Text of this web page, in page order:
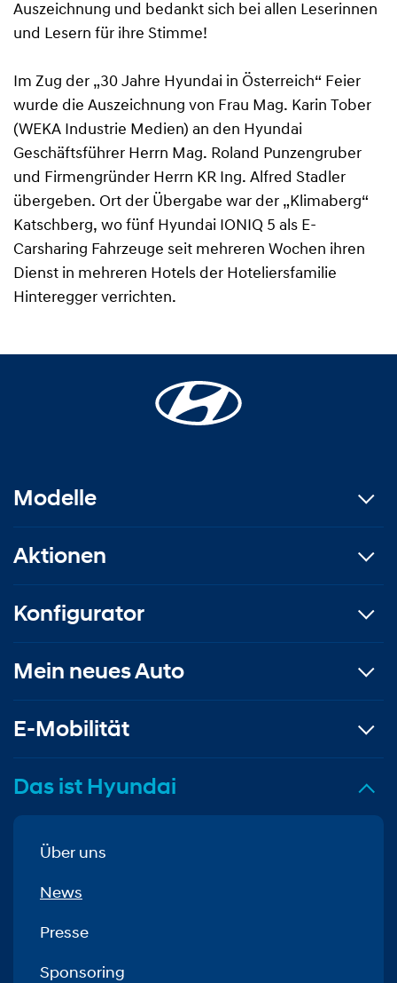
Auszeichnung und bedankt sich bei allen Leserinnen
und Lesern für ihre Stimme!
Im Zug der „30 Jahre Hyundai in Österreich“ Feier
wurde die Auszeichnung von Frau Mag. Karin Tober
(WEKA Industrie Medien) an den Hyundai
Geschäftsführer Herrn Mag. Roland Punzengruber
und Firmengründer Herrn KR Ing. Alfred Stadler
übergeben. Ort der Übergabe war der „Klimaberg“
Katschberg, wo fünf Hyundai IONIQ 5 als E-
Carsharing Fahrzeuge seit mehreren Wochen ihren
Dienst in mehreren Hotels der Hoteliersfamilie
Hinteregger verrichten.
Modelle
Aktionen
Konfigurator
Mein neues Auto
E-Mobilität
Das ist Hyundai
Über uns
News
Presse
Sponsoring